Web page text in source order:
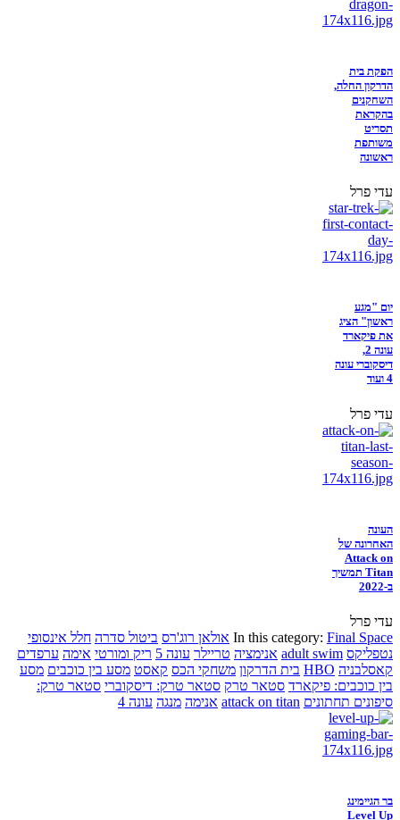
הפקת בית
הדרקון החלה,
השחקנים
בהקראת
תסריט
משותפת
ראשונה
עדי פרל
יום "מגע
ראשון" הציג
את פיקארד
עונה 2,
דיסקוברי עונה
4 ועוד
עדי פרל
העונה
האחרונה של
Attack on
Titan תמשיך
ב-2022
עדי פרל
In this category: Final Space אולאן רוג'רס ביטול סדרה חלל אינסופי
נטפליקס adult swim אנימציה טריילר עונה 5 ריק ומורטי אימה ערפדים
קאסלבניה HBO בית הדרקון משחקי הכס קאסט מסע בין כוכבים מסע
בין כוכבים: פיקארד סטאר טרק סטאר טרק: דיסקוברי סטאר טרק:
סיפונים תחתונים attack on titan אנימה מנגה עונה 4
בר הגיימינג
Level Up